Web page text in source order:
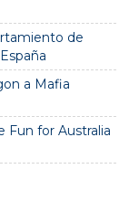
de
a Mafia
Fun for Australia